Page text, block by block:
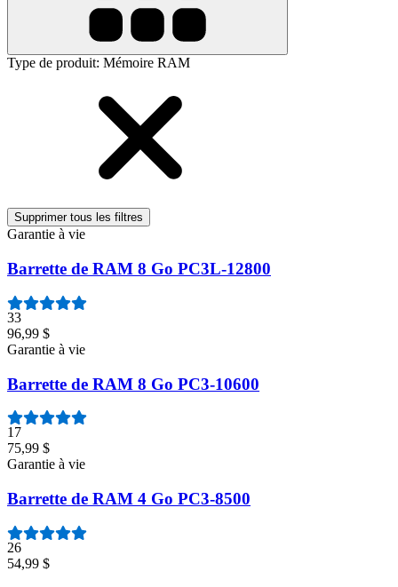
Type de produit: Mémoire RAM
Supprimer tous les filtres
Garantie à vie
Barrette de RAM 8 Go PC3L-12800
33
96,99 $
Garantie à vie
Barrette de RAM 8 Go PC3-10600
17
75,99 $
Garantie à vie
Barrette de RAM 4 Go PC3-8500
26
54,99 $